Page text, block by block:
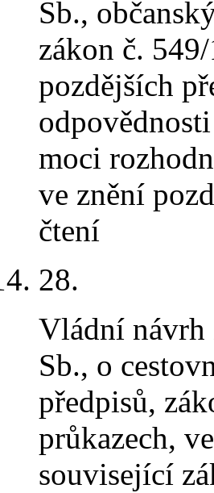
Sb.,
zákon č.
pozdějších
moci
ve znění
čtení
28.
Vládní návrh
Sb., o
předpisů,
průkazech,
související